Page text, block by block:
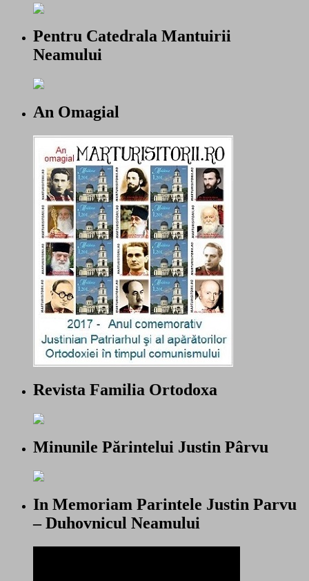
Pentru Catedrala Mantuirii
Neamului
An Omagial
Revista Familia Ortodoxa
Minunile Părintelui Justin Pârvu
In Memoriam Parintele Justin Parvu
– Duhovnicul Neamului